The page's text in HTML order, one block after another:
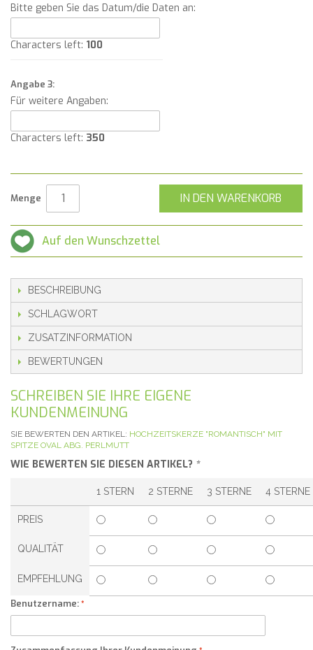
Bitte geben Sie das Datum/die Daten an:
Characters left: 100
Angabe 3:
Für weitere Angaben:
Characters left: 350
Menge IN DEN WARENKORB
Auf den Wunschzettel
BESCHREIBUNG
SCHLAGWORT
ZUSATZINFORMATION
BEWERTUNGEN
SCHREIBEN SIE IHRE EIGENE
KUNDENMEINUNG
SIE BEWERTEN DEN ARTIKEL: HOCHZEITSKERZE "ROMANTISCH" MIT
SPITZE OVAL ABG. PERLMUTT
WIE BEWERTEN SIE DIESEN ARTIKEL? *
1 STERN 2 STERNE 3 STERNE 4 STERNE
PREIS
QUALITÄT
EMPFEHLUNG
Benutzername: